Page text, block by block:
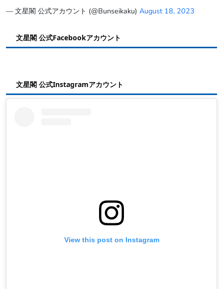
— 文星閣 公式アカウント (@Bunseikaku) August 18, 2023
文星閣 公式Facebookアカウント
文星閣 公式Instagramアカウント
View this post on Instagram